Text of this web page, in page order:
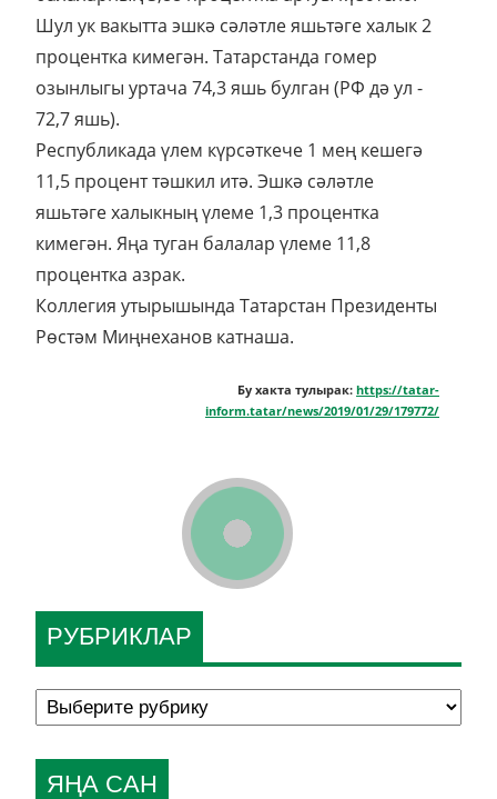
Шул ук вакытта эшкә сәләтле яшьтәге халык 2
процентка кимегән. Татарстанда гомер
озынлыгы уртача 74,3 яшь булган (РФ дә ул -
72,7 яшь).
Республикада үлем күрсәткече 1 мең кешегә
11,5 процент тәшкил итә. Эшкә сәләтле
яшьтәге халыкның үлеме 1,3 процентка
кимегән. Яңа туган балалар үлеме 11,8
процентка азрак.
Коллегия утырышында Татарстан Президенты
Рөстәм Миңнеханов катнаша.
Бу хакта тулырак: https://tatar-
inform.tatar/news/2019/01/29/179772/
РУБРИКЛАР
ЯҢА САН